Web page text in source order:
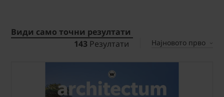
Види само точни резултати
143 Резултати Најновото прво